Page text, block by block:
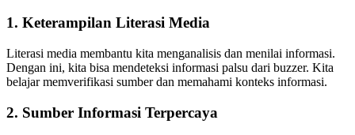
1. Keterampilan Literasi Media
Literasi media membantu kita menganalisis dan menilai informasi.
Dengan ini, kita bisa mendeteksi informasi palsu dari buzzer. Kita
belajar memverifikasi sumber dan memahami konteks informasi.
2. Sumber Informasi Terpercaya